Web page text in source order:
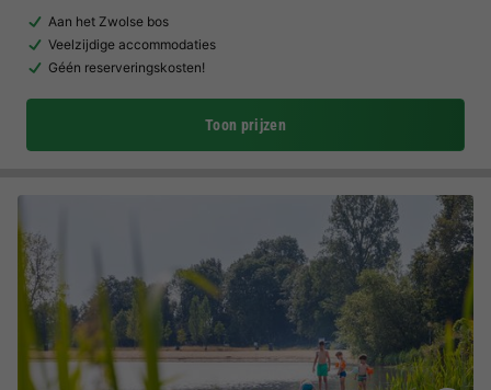
Aan het Zwolse bos
Veelzijdige accommodaties
Géén reserveringskosten!
Toon prijzen